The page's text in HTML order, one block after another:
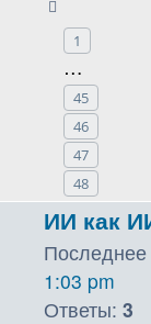
1
…
45
46
47
48
ИИ как
1:03 pm
Ответы: 3